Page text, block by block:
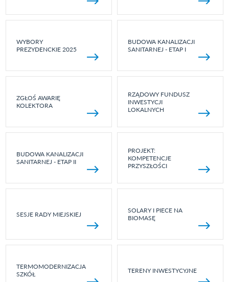
WYBORY
PREZYDENCKIE 2025
BUDOWA KANALIZACJI
SANITARNEJ - ETAP I
ZGŁOŚ AWARIĘ
KOLEKTORA
RZĄDOWY FUNDUSZ
INWESTYCJI
LOKALNYCH
BUDOWA KANALIZACJI
SANITARNEJ - ETAP II
PROJEKT:
KOMPETENCJE
PRZYSZŁOŚCI
SESJE RADY MIEJSKIEJ
SOLARY I PIECE NA
BIOMASĘ
TERMOMODERNIZACJA
SZKÓŁ
TERENY INWESTYCYJNE